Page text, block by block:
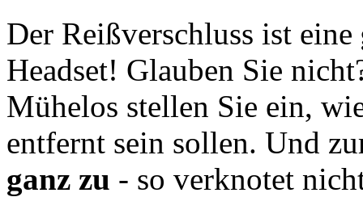
Der Reißverschluss ist eine
Headset! Glauben Sie
Mühelos stellen Sie ein,
entfernt sein sollen. Und
ganz zu - so verknotet